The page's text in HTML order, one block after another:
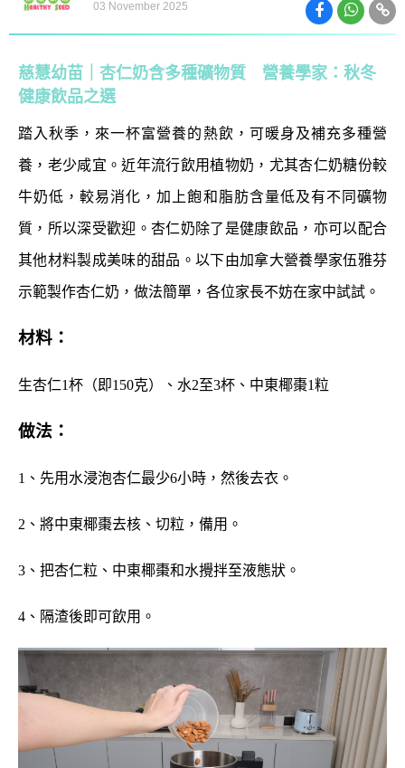
03 November 2025
慈慧幼苗｜杏仁奶含多種礦物質 營養學家：秋冬
健康飲品之選
踏入秋季，來一杯富營養的熱飲，可暖身及補充多種營
養，老少咸宜。近年流行飲用植物奶，尤其杏仁奶糖份較
牛奶低，較易消化，加上飽和脂肪含量低及有不同礦物
質，所以深受歡迎。杏仁奶除了是健康飲品，亦可以配合
其他材料製成美味的甜品。以下由加拿大營養學家伍雅芬
示範製作杏仁奶，做法簡單，各位家長不妨在家中試試。
材料：
生杏仁1杯（即150克）、水2至3杯、中東椰棗1粒
做法：
1、先用水浸泡杏仁最少6小時，然後去衣。
2、將中東椰棗去核、切粒，備用。
3、把杏仁粒、中東椰棗和水攪拌至液態狀。
4、隔渣後即可飲用。